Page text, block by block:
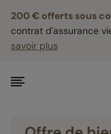
200 € offerts sous
contrat d'assurance
savoir plus